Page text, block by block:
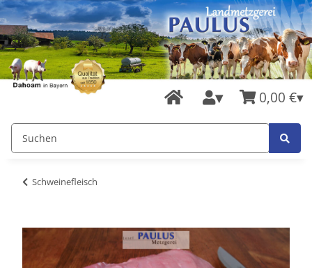
0,00 €
Schweinefleisch